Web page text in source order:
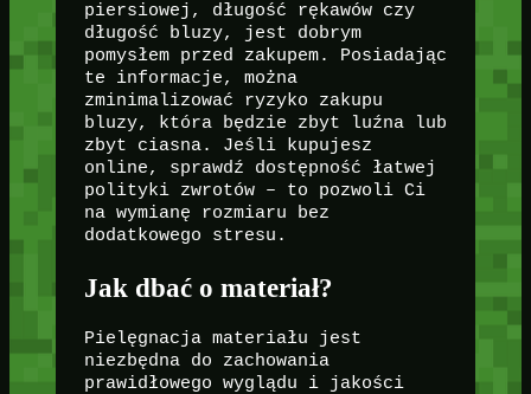
piersiowej, długość rękawów czy
długość bluzy, jest dobrym
pomysłem przed zakupem. Posiadając
te informacje, można
zminimalizować ryzyko zakupu
bluzy, która będzie zbyt luźna lub
zbyt ciasna. Jeśli kupujesz
online, sprawdź dostępność łatwej
polityki zwrotów – to pozwoli Ci
na wymianę rozmiaru bez
dodatkowego stresu.
Jak dbać o materiał?
Pielęgnacja materiału jest
niezbędna do zachowania
prawidłowego wyglądu i jakości